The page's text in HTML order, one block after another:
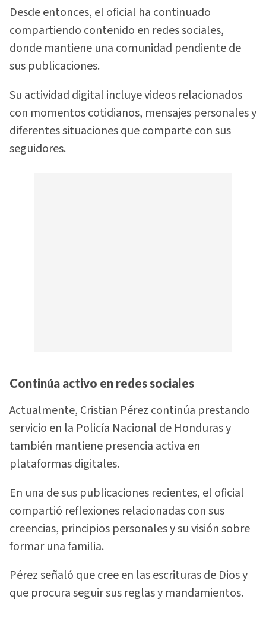
Desde entonces, el oficial ha continuado
compartiendo contenido en redes sociales,
donde mantiene una comunidad pendiente de
sus publicaciones.
Su actividad digital incluye videos relacionados
con momentos cotidianos, mensajes personales y
diferentes situaciones que comparte con sus
seguidores.
Continúa activo en redes sociales
Actualmente, Cristian Pérez continúa prestando
servicio en la Policía Nacional de Honduras y
también mantiene presencia activa en
plataformas digitales.
En una de sus publicaciones recientes, el oficial
compartió reflexiones relacionadas con sus
creencias, principios personales y su visión sobre
formar una familia.
Pérez señaló que cree en las escrituras de Dios y
que procura seguir sus reglas y mandamientos.